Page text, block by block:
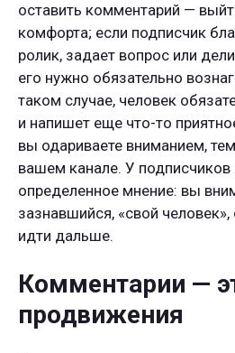
оставить комментарий —
комфорта; если подписчик
ролик, задает вопрос или
его нужно обязательно
таком случае, человек
и напишет еще что-то
вы одариваете вниманием,
вашем канале. У подписчиков
определенное мнение: вы
зазнавшийся, «свой
идти дальше.
Комментарии —
продвижения